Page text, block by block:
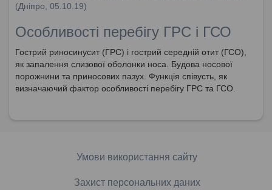
(Дніпро, 05.10.19)
Особливості перебігу ГРС і ГСО
Гострий риносинусит (ГРС) і гострий середній отит (ГСО),
як запалення слизової оболонки носа. Будова носової
порожнини та приносових пазух. Функція співусть, як
визначаючий фактор особливості перебігу ГРС та ГСО.
Умови використання сайту
Захист персональних даних